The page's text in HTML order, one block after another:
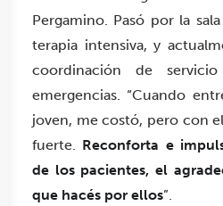
Pergamino. Pasó por la
terapia intensiva, y
coordinación de
emergencias. “Cuando
joven, me costó, pero con
fuerte. Reconforta e
de los pacientes, el
que hacés por ellos”.